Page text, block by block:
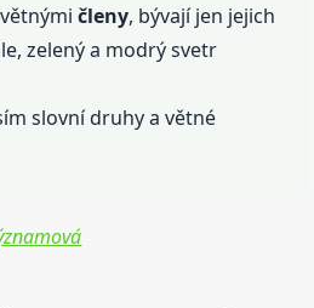
větnýmičleny, bývají jen jejich
zelený a modrý svetr
slovní druhy a větné